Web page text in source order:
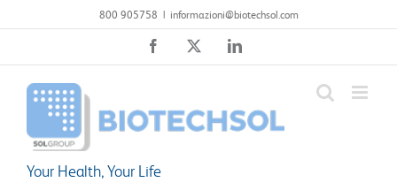
al
800 905758 | informazioni@biotechsol.com
Facebook LinkedIn
Your Health, Your Life